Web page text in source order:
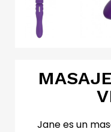
Jane es un